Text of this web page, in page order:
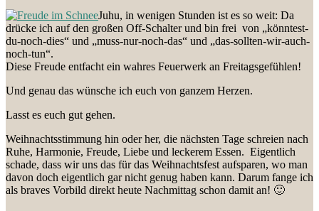
Juhu, in wenigen Stunden ist es so weit: Da
drücke ich auf den großen Off-Schalter und bin frei von „könntest-
du-noch-dies“ und „muss-nur-noch-das“ und „das-sollten-wir-auch-
noch-tun“.
Diese Freude entfacht ein wahres Feuerwerk an Freitagsgefühlen!
Und genau das wünsche ich euch von ganzem Herzen.
Lasst es euch gut gehen.
Weihnachtsstimmung hin oder her, die nächsten Tage schreien nach
Ruhe, Harmonie, Freude, Liebe und leckerem Essen. Eigentlich
schade, dass wir uns das für das Weihnachtsfest aufsparen, wo man
davon doch eigentlich gar nicht genug haben kann. Darum fange ich
als braves Vorbild direkt heute Nachmittag schon damit an! 🙂